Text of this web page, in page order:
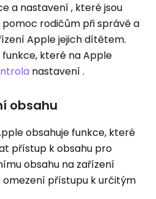
a nastavení , které jsou
rodičům při správě a
Apple jejich dítětem.
které na Apple
nastavení .
obsahu
obsahuje funkce, které
přístup k obsahu pro
obsahu na zařízení
omezení přístupu k určitým